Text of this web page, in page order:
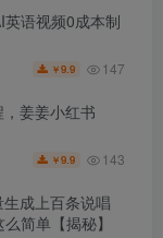
语视频0成本制
￥9.9 147
姜姜小红书
￥9.9 143
成上百条说唱
简单【揭秘】